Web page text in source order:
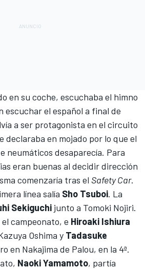
en su coche, escuchaba el himno
escuchar el español a final de
a ser protagonista en el circuito
declaraba en mojado por lo que el
neumáticos desaparecía. Para
eran buenas al decidir dirección
comenzaría tras el Safety Car.
línea salía Sho Tsuboi. La
Sekiguchi junto a Tomoki Nojiri.
el campeonato, e Hiroaki Ishiura
Oshima y Tadasuke
en Nakajima de Palou, en la 4ª.
, Naoki Yamamoto, partía